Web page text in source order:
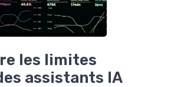
les limites
assistants IA